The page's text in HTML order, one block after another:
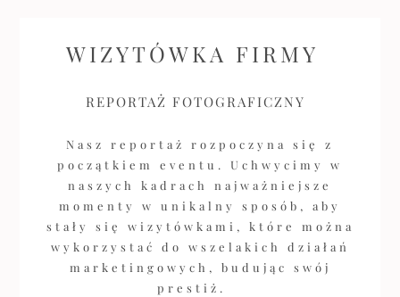
WIZYTÓWKA FIRMY
REPORTAŻ FOTOGRAFICZNY
Nasz reportaż rozpoczyna się z
początkiem eventu. Uchwycimy w
naszych kadrach najważniejsze
momenty w unikalny sposób, aby
stały się wizytówkami, które można
wykorzystać do wszelakich działań
marketingowych, budując swój
prestiż.